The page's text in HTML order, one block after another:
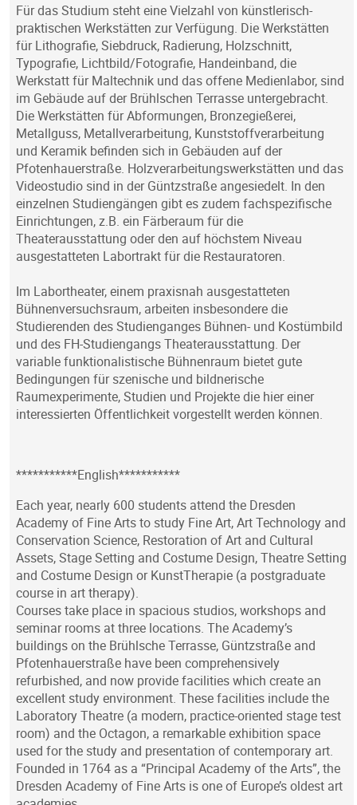
Für das Studium steht eine Vielzahl von künstlerisch-
praktischen Werkstätten zur Verfügung. Die Werkstätten
für Lithografie, Siebdruck, Radierung, Holzschnitt,
Typografie, Lichtbild/Fotografie, Handeinband, die
Werkstatt für Maltechnik und das offene Medienlabor, sind
im Gebäude auf der Brühlschen Terrasse untergebracht.
Die Werkstätten für Abformungen, Bronzegießerei,
Metallguss, Metallverarbeitung, Kunststoffverarbeitung
und Keramik befinden sich in Gebäuden auf der
Pfotenhauerstraße. Holzverarbeitungswerkstätten und das
Videostudio sind in der Güntzstraße angesiedelt. In den
einzelnen Studiengängen gibt es zudem fachspezifische
Einrichtungen, z.B. ein Färberaum für die
Theaterausstattung oder den auf höchstem Niveau
ausgestatteten Labortrakt für die Restauratoren.
Im Labortheater, einem praxisnah ausgestatteten
Bühnenversuchsraum, arbeiten insbesondere die
Studierenden des Studienganges Bühnen- und Kostümbild
und des FH-Studiengangs Theaterausstattung. Der
variable funktionalistische Bühnenraum bietet gute
Bedingungen für szenische und bildnerische
Raumexperimente, Studien und Projekte die hier einer
interessierten Öffentlichkeit vorgestellt werden können.
***********English***********
Each year, nearly 600 students attend the Dresden
Academy of Fine Arts to study Fine Art, Art Technology and
Conservation Science, Restoration of Art and Cultural
Assets, Stage Setting and Costume Design, Theatre Setting
and Costume Design or KunstTherapie (a postgraduate
course in art therapy).
Courses take place in spacious studios, workshops and
seminar rooms at three locations. The Academy’s
buildings on the Brühlsche Terrasse, Güntzstraße and
Pfotenhauerstraße have been comprehensively
refurbished, and now provide facilities which create an
excellent study environment. These facilities include the
Laboratory Theatre (a modern, practice-oriented stage test
room) and the Octagon, a remarkable exhibition space
used for the study and presentation of contemporary art.
Founded in 1764 as a “Principal Academy of the Arts”, the
Dresden Academy of Fine Arts is one of Europe’s oldest art